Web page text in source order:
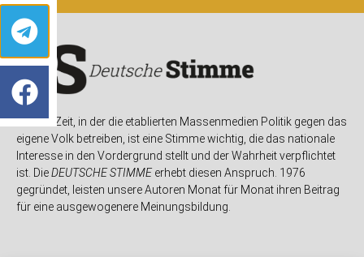
In einer Zeit, in der die etablierten Massenmedien Politik gegen das
eigene Volk betreiben, ist eine Stimme wichtig, die das nationale
Interesse in den Vordergrund stellt und der Wahrheit verpflichtet
ist. DieDEUTSCHE STIMMEerhebt diesen Anspruch. 1976
gegründet, leisten unsere Autoren Monat für Monat ihren Beitrag
für eine ausgewogenere Meinungsbildung.